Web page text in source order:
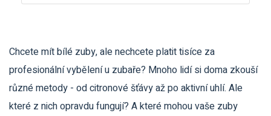
Chcete mít bílé zuby, ale nechcete platit tisíce za
profesionální vybělení u zubaře? Mnoho lidí si doma zkouší
různé metody - od citronové šťávy až po aktivní uhlí. Ale
které z nich opravdu fungují? A které mohou vaše zuby